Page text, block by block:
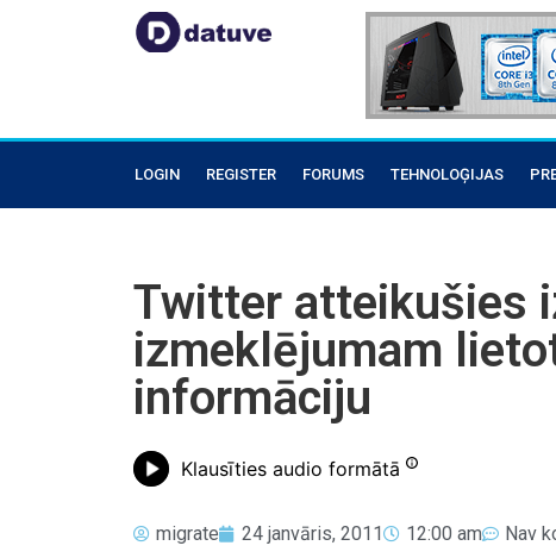
LOGIN REGISTER FORUMS TEHNOLOĢIJAS
Twitter atteikušies
izmeklējumam
informāciju
Klausīties audio formātā
migrate 24 janvāris, 2011 12:00 am Nav